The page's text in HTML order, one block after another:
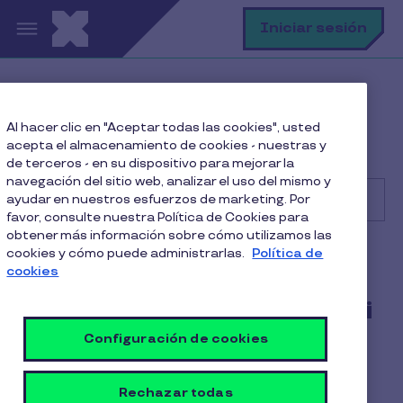
Pasar al contenido principal Iniciar sesión
Facturación, pagos y contratos
¿Cómo pago la factura de mi pedido en Pluxee?
Buscar
Cliente
¿Cómo pago la factura de mi
pedido en Pluxee?
1 Min de Lectura 22 Julio 2025
Al hacer clic en "Aceptar todas las cookies", usted
acepta el almacenamiento de cookies - nuestras y
de terceros - en su dispositivo para mejorar la
navegación del sitio web, analizar el uso del mismo y
ayudar en nuestros esfuerzos de marketing. Por
favor, consulte nuestra Política de Cookies para
obtener más información sobre cómo utilizamos las
cookies y cómo puede administrarlas. Política de
cookies
Configuración de cookies
Rechazar todas